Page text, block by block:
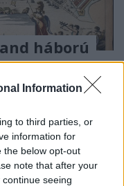
Information
to third parties, or
information for
the below opt-out
note that after your
seeing
háború
ellenséggel,
szemben
a ...